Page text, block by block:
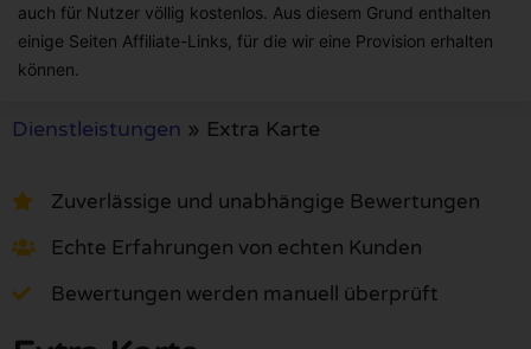
auch für Nutzer völlig kostenlos. Aus diesem Grund enthalten
einige Seiten Affiliate-Links, für die wir eine Provision erhalten
können.
Dienstleistungen » Extra Karte
Zuverlässige und unabhängige Bewertungen
Echte Erfahrungen von echten Kunden
Bewertungen werden manuell überprüft